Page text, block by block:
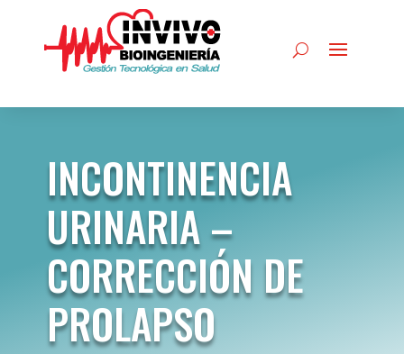
INCONTINENCIA
URINARIA –
CORRECCIÓN DE
PROLAPSO